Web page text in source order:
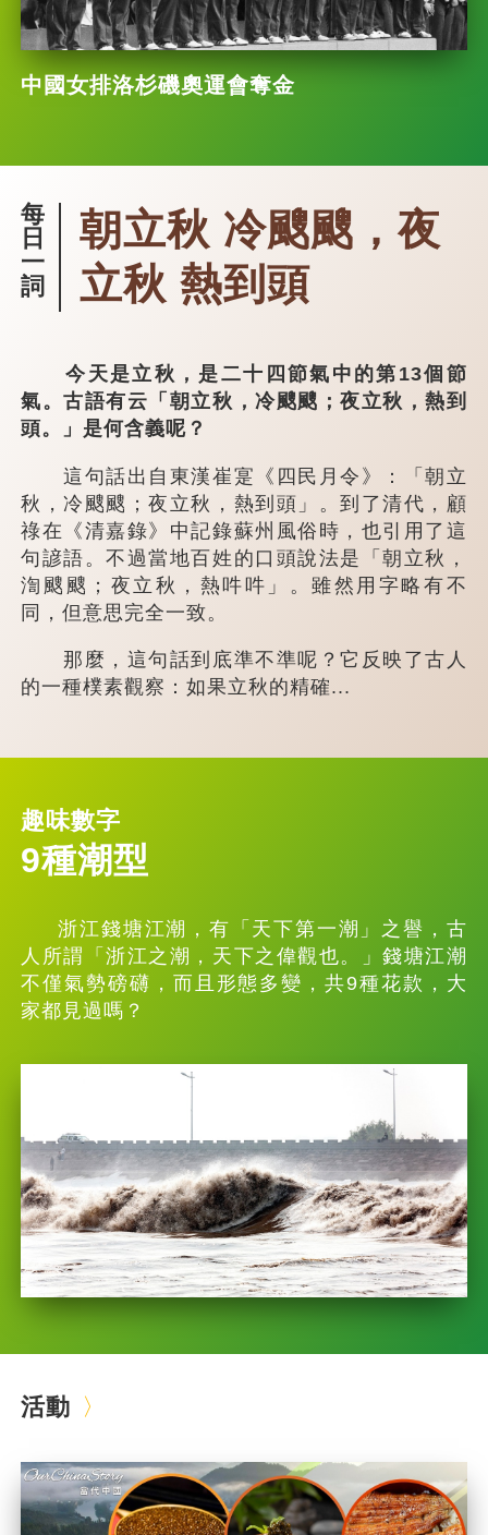
中國女排洛杉磯奧運會奪金
每
日
一
詞
朝立秋 冷颼颼，夜
立秋 熱到頭
今天是立秋，是二十四節氣中的第13個節
氣。古語有云「朝立秋，冷颼颼；夜立秋，熱到
頭。」是何含義呢？
這句話出自東漢崔寔《四民月令》：「朝立
秋，冷颼颼；夜立秋，熱到頭」。到了清代，顧
祿在《清嘉錄》中記錄蘇州風俗時，也引用了這
句諺語。不過當地百姓的口頭說法是「朝立秋，
渹颼颼；夜立秋，熱吽吽」。雖然用字略有不
同，但意思完全一致。
那麼，這句話到底準不準呢？它反映了古人
的一種樸素觀察：如果立秋的精確...
趣味數字
9種潮型
浙江錢塘江潮，有「天下第一潮」之譽，古
人所謂「浙江之潮，天下之偉觀也。」錢塘江潮
不僅氣勢磅礴，而且形態多變，共9種花款，大
家都見過嗎？
活動